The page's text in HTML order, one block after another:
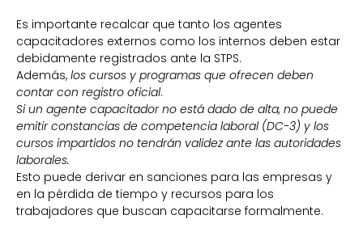
Es importante recalcar que tanto los agentes
capacitadores externos como los internos deben estar
debidamente registrados ante la STPS.
Además, los cursos y programas que ofrecen deben
contar con registro oficial.
Si un agente capacitador no está dado de alta, no puede
emitir constancias de competencia laboral (DC-3) y los
cursos impartidos no tendrán validez ante las autoridades
laborales.
Esto puede derivar en sanciones para las empresas y
en la pérdida de tiempo y recursos para los
trabajadores que buscan capacitarse formalmente.